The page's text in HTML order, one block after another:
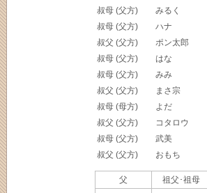
叔母 (父方) みるく
叔母 (父方) ハナ
叔父 (父方) ポン太郎
叔母 (父方) はな
叔母 (父方) みみ
叔父 (父方) まさ宗
叔母 (母方) よだ
叔父 (父方) コタロウ
叔母 (父方) 武美
叔父 (父方) おもち
父 祖父･祖母